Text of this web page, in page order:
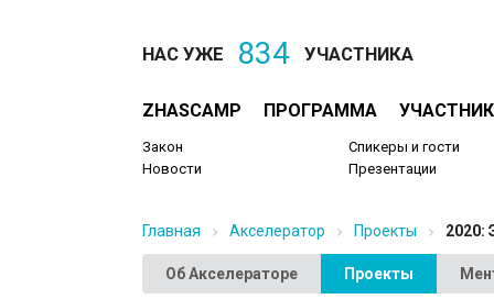
НАС УЖЕ 834 УЧАСТНИКА
ZHASCAMP ПРОГРАММА
Закон
Новости
Спикеры и гости
Презентации
Главная Акселератор Проекты 2020:
Об Акселераторе Проекты